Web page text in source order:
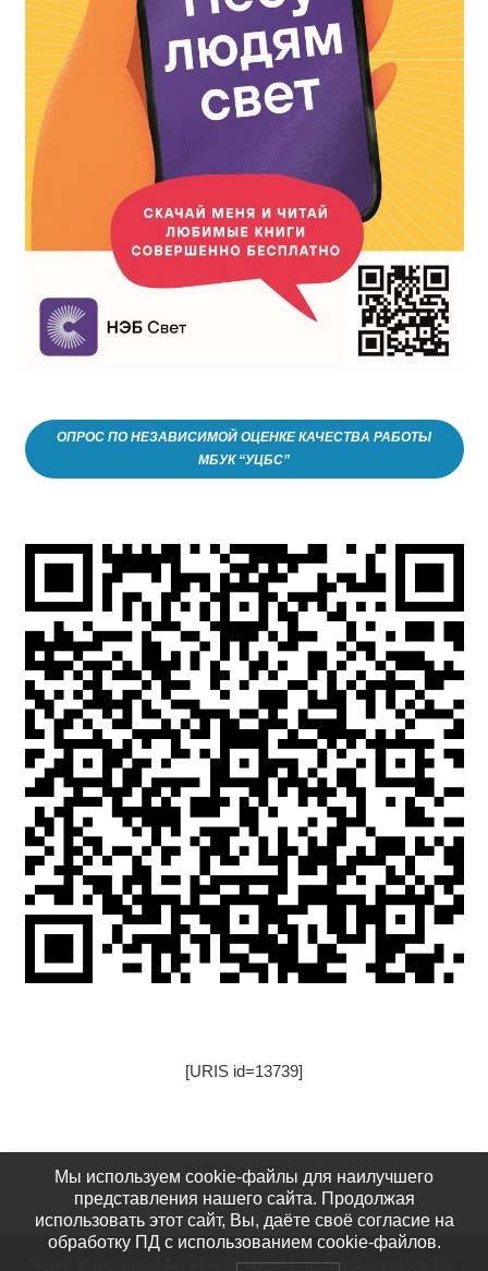
ОПРОС ПО НЕЗАВИСИМОЙ ОЦЕНКЕ КАЧЕСТВА РАБОТЫ
МБУК “УЦБС”
[URIS id=13739]
[URIS id=17522]
МБУК УЦБС 8(82144) 46-492, 41-541: usinskcbs@yandex.ru
Мы используем cookie-файлы для наилучшего
представления нашего сайта. Продолжая
использовать этот сайт, Вы, даёте своё согласие на
обработку ПД с использованием cookie-файлов.